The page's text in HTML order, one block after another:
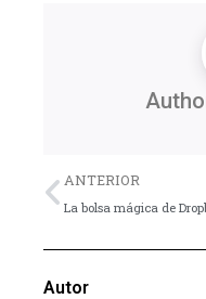
Previo
ANTERIOR
La bolsa mágica de
Autor